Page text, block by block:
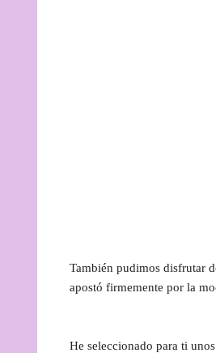
También pudimos disfrutar
apostó firmemente por la
He seleccionado para ti